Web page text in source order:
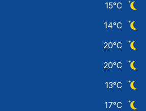
15°C
14°C
20°C
20°C
13°C
17°C